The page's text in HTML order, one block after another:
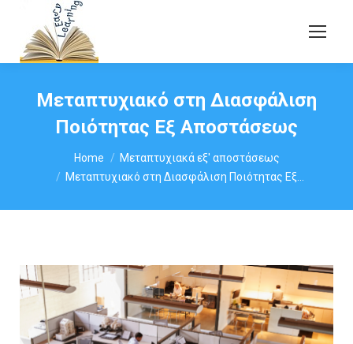
Μεταπτυχιακό στη Διασφάλιση
Ποιότητας Εξ Αποστάσεως
You are here:Home
Μεταπτυχιακά εξ' αποστάσεως
Μεταπτυχιακό στη Διασφάλιση Ποιότητας Εξ…